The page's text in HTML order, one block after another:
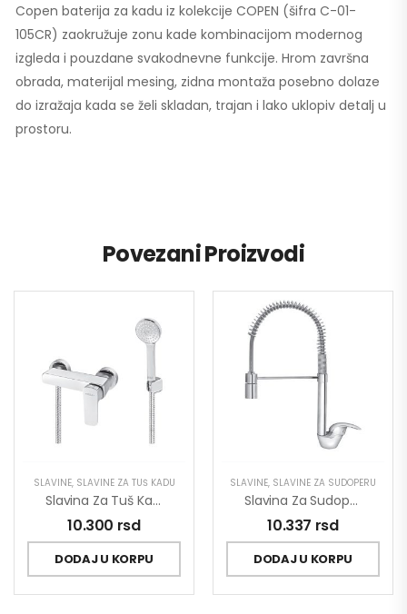
Copen baterija za kadu iz kolekcije COPEN (šifra C-01-
105CR) zaokružuje zonu kade kombinacijom modernog
izgleda i pouzdane svakodnevne funkcije. Hrom završna
obrada, materijal mesing, zidna montaža posebno dolaze
do izražaja kada se želi skladan, trajan i lako uklopiv detalj u
prostoru.
Povezani Proizvodi
SLAVINE, SLAVINE ZA TUŠ KADU
Slavina Za Tuš Kadu Stolz 137101
10.300 rsd
DODAJ U KORPU
SLAVINE, SLAVINE ZA SUDOPERU
Slavina Za Sudoperu Poluprofesionalna King J388003
10.337 rsd
DODAJ U KORPU